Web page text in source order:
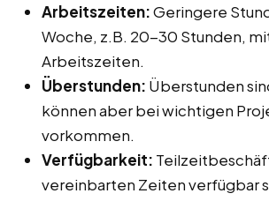
Arbeitszeiten:Geringere
Woche, z.B. 20-30 Stunden,
Arbeitszeiten.
Überstunden: Überstunden
können aber bei wichtigen
vorkommen.
Verfügbarkeit:
vereinbarten Zeiten verfügbar